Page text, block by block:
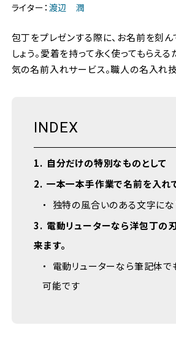
ライター 渡辺 潤
包丁をプレゼンする際に、お名前を刻
しょう。愛着を持って永く使ってもらえ
気の名前入れサービス。職人の名入れ
INDEX
1
自分だけの特別なものとして
2
一本一本手作業で名前を入れ
独特の風合いのある文字にな
3
電動リューターなら洋包丁の
来ます。
電動リューターなら筆記体で
可能です